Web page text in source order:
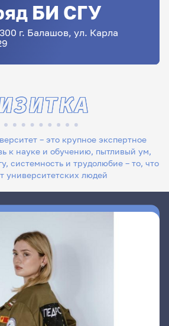
БИ СГУ
г. Балашов, ул. Карла
– это крупное экспертное
к науке и обучению, пытливый ум,
системность и трудолюбие – то, что
университетских людей